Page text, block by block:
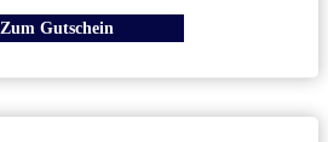
Zum Gutschein